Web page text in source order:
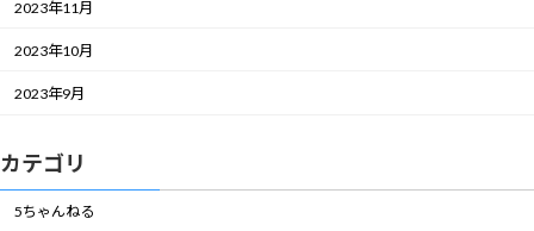
2023年11月
2023年10月
2023年9月
カテゴリ
5ちゃんねる